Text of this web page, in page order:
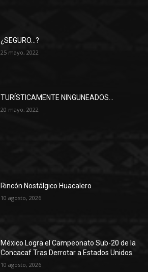
¿SEGURO…?
25 mayo, 2022
TURÍSTICAMENTE NINGUNEADOS…
20 mayo, 2022
Rincón Nostálgico Huacalero
10 agosto, 2026
México Logra el Campeonato Sub-20 de la
Concacaf Tras Derrotar a Estados Unidos.
10 agosto, 2026